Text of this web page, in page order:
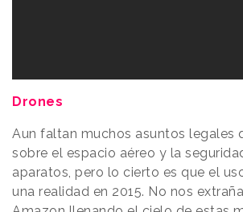
Drones
Aun faltan muchos asuntos legales
sobre el espacio aéreo y la
aparatos, pero lo cierto es que el
una realidad en 2015. No nos